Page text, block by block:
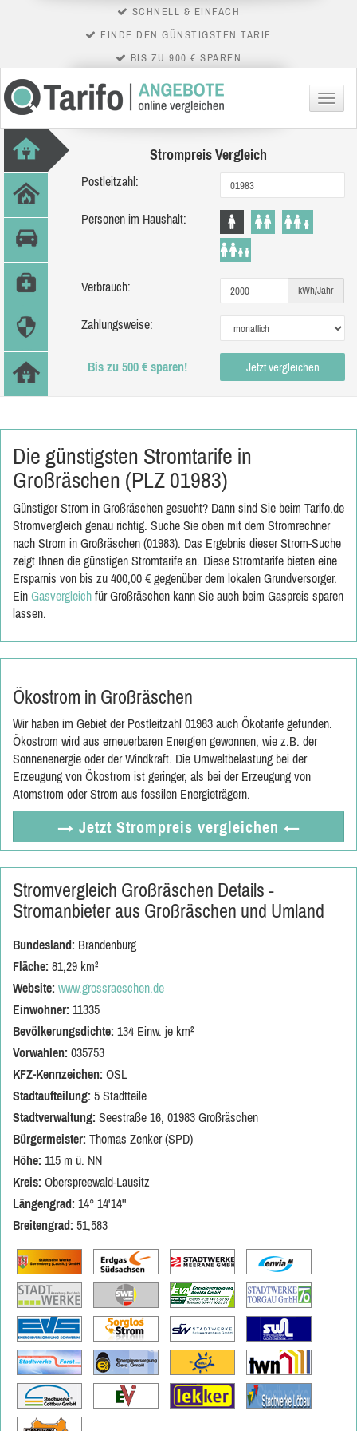
SCHNELL & EINFACH
FINDE DEN GÜNSTIGSTEN TARIF
BIS ZU 900 € SPAREN
Menü
Strompreis Vergleich
Postleitzahl:
Personen im Haushalt:
Verbrauch: kWh/Jahr
Zahlungsweise:
Bis zu 500 € sparen! Jetzt vergleichen
Die günstigsten Stromtarife in
Großräschen (PLZ 01983)
Günstiger Strom in Großräschen gesucht? Dann sind Sie beim Tarifo.de
Stromvergleich genau richtig. Suche Sie oben mit dem Stromrechner
nach Strom in Großräschen (01983). Das Ergebnis dieser Strom-Suche
zeigt Ihnen die günstigen Stromtarife an. Diese Stromtarife bieten eine
Ersparnis von bis zu 400,00 € gegenüber dem lokalen Grundversorger.
Ein Gasvergleich für Großräschen kann Sie auch beim Gaspreis sparen
lassen.
Ökostrom in Großräschen
Wir haben im Gebiet der Postleitzahl 01983 auch Ökotarife gefunden.
Ökostrom wird aus erneuerbaren Energien gewonnen, wie z.B. der
Sonnenenergie oder der Windkraft. Die Umweltbelastung bei der
Erzeugung von Ökostrom ist geringer, als bei der Erzeugung von
Atomstrom oder Strom aus fossilen Energieträgern.
→ Jetzt Strompreis vergleichen ←
Stromvergleich Großräschen Details -
Stromanbieter aus Großräschen und Umland
Bundesland: Brandenburg
Fläche: 81,29 km²
Website: www.grossraeschen.de
Einwohner: 11335
Bevölkerungsdichte: 134 Einw. je km²
Vorwahlen: 035753
KFZ-Kennzeichen: OSL
Stadtaufteilung: 5 Stadtteile
Stadtverwaltung: Seestraße 16, 01983 Großräschen
Bürgermeister: Thomas Zenker (SPD)
Höhe: 115 m ü. NN
Kreis: Oberspreewald-Lausitz
Längengrad: 14° 14'14''
Breitengrad: 51,583